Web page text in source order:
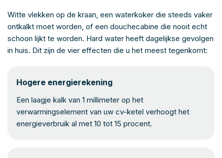
Witte vlekken op de kraan, een waterkoker die steeds vaker
ontkalkt moet worden, of een douchecabine die nooit echt
schoon lijkt te worden. Hard water heeft dagelijkse gevolgen
in huis. Dit zijn de vier effecten die u het meest tegenkomt:
Hogere energierekening
Een laagje kalk van 1 millimeter op het
verwarmingselement van uw cv-ketel verhoogt het
energieverbruik al met 10 tot 15 procent.